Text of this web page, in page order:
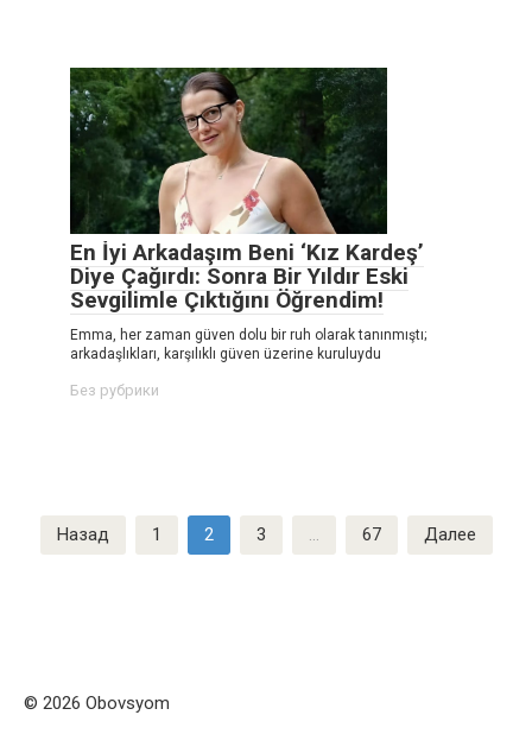
En İyi Arkadaşım Beni ‘Kız Kardeş’
Diye Çağırdı: Sonra Bir Yıldır Eski
Sevgilimle Çıktığını Öğrendim!
Emma, her zaman güven dolu bir ruh olarak tanınmıştı;
arkadaşlıkları, karşılıklı güven üzerine kuruluydu
Без рубрики
Пагинация
записей
Назад 1 2 3 … 67 Далее
© 2026 Obovsyom